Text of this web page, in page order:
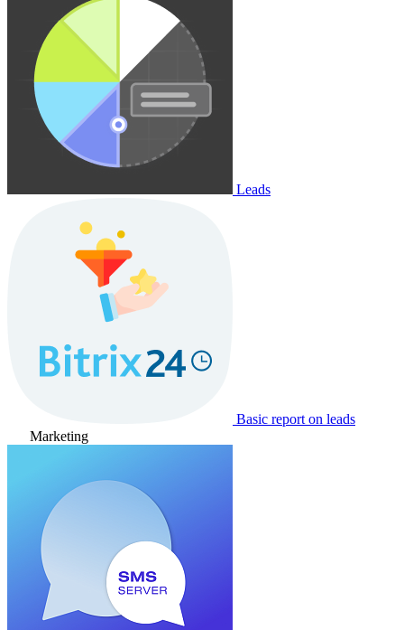
Leads
Basic report on leads
Marketing